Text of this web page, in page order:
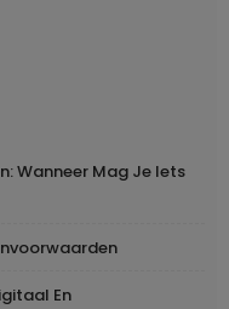
Wanneer Mag Je Iets
En